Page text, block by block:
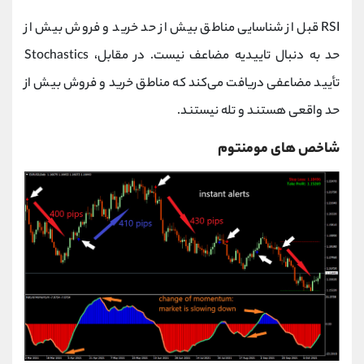
RSI قبل از شناسایی مناطق بیش از حد خرید و فروش بیش از
حد به دنبال تاییدیه مضاعف نیست. در مقابل، Stochastics
تأیید مضاعفی دریافت می‌کند که مناطق خرید و فروش بیش از
حد واقعی هستند و تله نیستند.
شاخص های مومنتوم